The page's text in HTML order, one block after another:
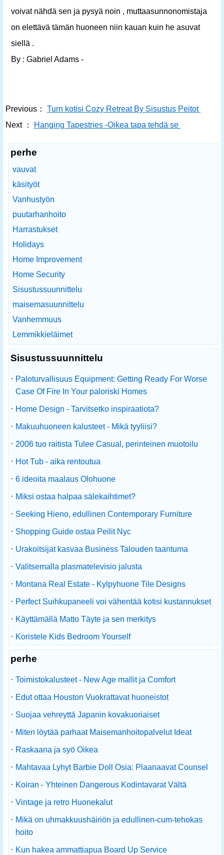
voivat nähdä sen ja pysyä noin , muttaasunnonomistaja
on elettävä tämän huoneen niin kauan kuin he asuvat
siellä .
By : Gabriel Adams -
Previous：
Turn kotisi Cozy Retreat By Sisustus Peitot
Next ：
Hanging Tapestries -Oikea tapa tehdä se
perhe
vauvat
käsityöt
Vanhustyön
puutarhanhoito
Harrastukset
Holidays
Home Improvement
Home Security
Sisustussuunnittelu
maisemasuunnittelu
Vanhemmuus
Lemmikkieläimet
Sisustussuunnittelu
· Paloturvallisuus Equipment: Getting Ready For Worse
Case Of Fire In Your paloriski Homes
· Home Design - Tarvitsetko inspiraatiota?
· Makuuhuoneen kalusteet - Mikä tyyliisi?
· 2006 tuo raitista Tulee Casual, perinteinen muotoilu
· Hot Tub - aika rentoutua
· 6 ideoita maalaus Olohuone
· Miksi ostaa halpaa sälekaihtimet?
· Seeking Hieno, edullinen Contemporary Furniture
· Shopping Guide ostaa Peilit Nyc
· Urakoitsijat kasvaa Business Talouden taantuma
· Valitsemalla plasmatelevisio jalusta
· Montana Real Estate - Kylpyhuone Tile Designs
· Perfect Suihkupaneeli voi vähentää kotisi kustannukset
· Käyttämällä Matto Täyte ja sen merkitys
· Koristele Kids Bedroom Yourself
perhe
· Toimistokalusteet - New Age mallit ja Comfort
· Edut ottaa Houston Vuokrattavat huoneistot
· Suojaa vehreyttä Japanin kovakuoriaiset
· Miten löytää parhaat Maisemanhoitopalvelut Ideat
· Raskaana ja syö Oikea
· Mahtavaa Lyhyt Barbie Doll Osia: Plaanaavat Counsel
· Koiran - Yhteinen Dangerous Kodintavarat Vältä
· Vintage ja retro Huonekalut
· Mikä on uhmakkuushäiriön ja edullinen-cum-tehokas
hoito
· Kun hakea ammattiapua Board Up Service